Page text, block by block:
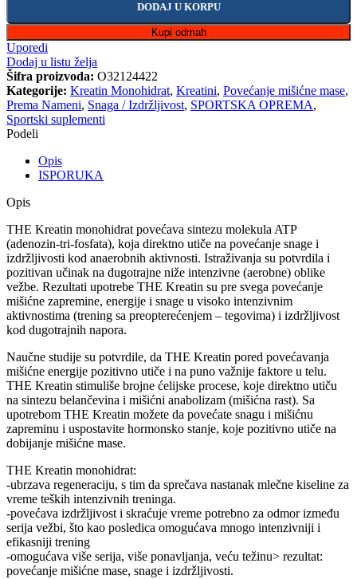
DODAJ U KORPU
Kupi odmah
Uporedi
Dodaj u listu želja
Šifra proizvoda: O32124422
Kategorije: Kreatin Monohidrat, Kreatini, Povećanje mišićne mase,
Prema Nameni, Snaga / Izdržljivost, SPORTSKA OPREMA,
Sportski suplementi
Podeli
Opis
ISPORUKA
Opis
THE Kreatin monohidrat povećava sintezu molekula ATP
(adenozin-tri-fosfata), koja direktno utiče na povećanje snage i
izdržljivosti kod anaerobnih aktivnosti. Istraživanja su potvrdila i
pozitivan učinak na dugotrajne niže intenzivne (aerobne) oblike
vežbe. Rezultati upotrebe THE Kreatin su pre svega povećanje
mišićne zapremine, energije i snage u visoko intenzivnim
aktivnostima (trening sa preopterećenjem – tegovima) i izdržljivost
kod dugotrajnih napora.
Naučne studije su potvrdile, da THE Kreatin pored povećavanja
mišićne energije pozitivno utiče i na puno važnije faktore u telu.
THE Kreatin stimuliše brojne ćelijske procese, koje direktno utiču
na sintezu belančevina i mišićni anabolizam (mišićna rast). Sa
upotrebom THE Kreatin možete da povećate snagu i mišićnu
zapreminu i uspostavite hormonsko stanje, koje pozitivno utiče na
dobijanje mišićne mase.
THE Kreatin monohidrat:
-ubrzava regeneraciju, s tim da sprečava nastanak mlečne kiseline za
vreme teških intenzivnih treninga.
-povećava izdržljivost i skraćuje vreme potrebno za odmor između
serija vežbi, što kao posledica omogućava mnogo intenzivniji i
efikasniji trening
-omogućava više serija, više ponavljanja, veću težinu> rezultat:
povećanje mišićne mase, snage i izdržljivosti.